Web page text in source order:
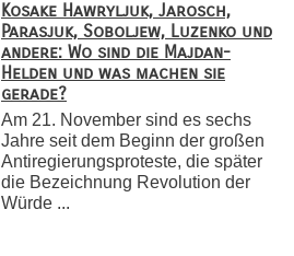
Kosake Hawryljuk, Jarosch,
Parasjuk, Soboljew, Luzenko und
andere: Wo sind die Majdan-
Helden und was machen sie
gerade?
Am 21. November sind es sechs
Jahre seit dem Beginn der großen
Antiregierungsproteste, die später
die Bezeichnung Revolution der
Würde ...